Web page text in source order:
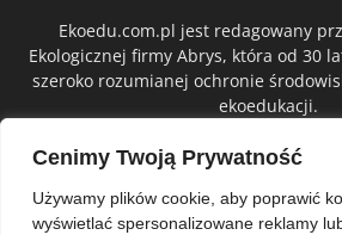
Cenimy Twoją Prywatność
Używamy plików cookie, aby poprawić
wyświetlać spersonalizowane reklamy
Ekoedu.com.pl jest redagowany
Ekologicznej firmy Abrys, która od 30
szeroko rozumianej ochronie
ekoedukacji.
ŚLEDŹ NAS